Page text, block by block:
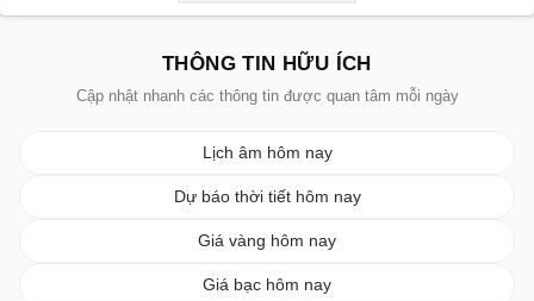
THÔNG TIN HỮU ÍCH
Cập nhật nhanh các thông tin được quan tâm mỗi ngày
Lịch âm hôm nay
Dự báo thời tiết hôm nay
Giá vàng hôm nay
Giá bạc hôm nay